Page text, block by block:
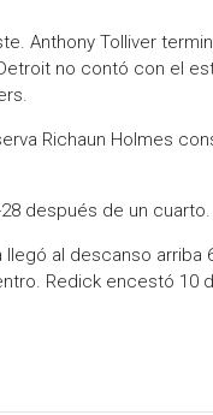
Anthony Tolliver
no contó con el
Richaun Holmes
después de un cuarto.
al descanso arriba
Redick encestó 10